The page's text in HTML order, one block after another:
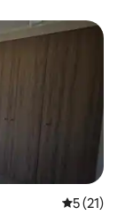
5 de uma
5 (21)